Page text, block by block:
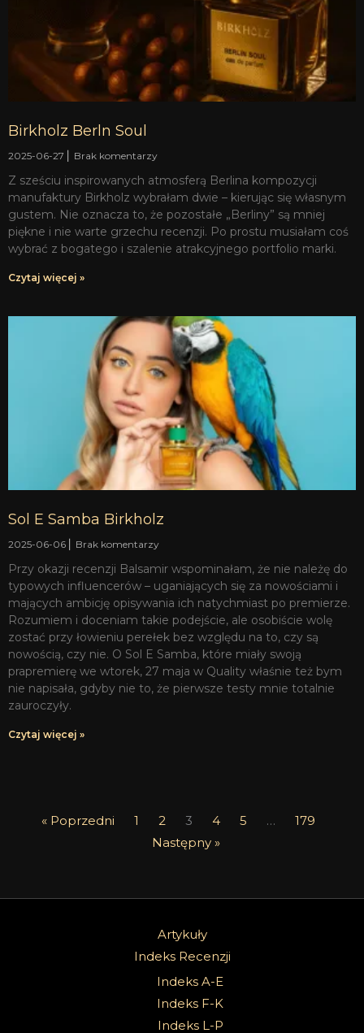
Birkholz Berln Soul
2025-06-27 Brak komentarzy
Z sześciu inspirowanych atmosferą Berlina kompozycji
manufaktury Birkholz wybrałam dwie – kierując się własnym
gustem. Nie oznacza to, że pozostałe „Berliny” są mniej
piękne i nie warte grzechu recenzji. Po prostu musiałam coś
wybrać z bogatego i szalenie atrakcyjnego portfolio marki.
Czytaj więcej »
Sol E Samba Birkholz
2025-06-06 Brak komentarzy
Przy okazji recenzji Balsamir wspominałam, że nie należę do
typowych influencerów – uganiających się za nowościami i
mających ambicję opisywania ich natychmiast po premierze.
Rozumiem i doceniam takie podejście, ale osobiście wolę
zostać przy łowieniu perełek bez względu na to, czy są
nowością, czy nie. O Sol E Samba, które miały swoją
prapremierę we wtorek, 27 maja w Quality właśnie też bym
nie napisała, gdyby nie to, że pierwsze testy mnie totalnie
zauroczyły.
Czytaj więcej »
« Poprzedni 1 2 3 4 5 …
179
Następny »
Artykuły
Indeks Recenzji
Indeks A-E
Indeks F-K
Indeks L-P